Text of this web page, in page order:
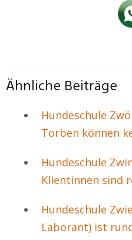
Ähnliche Beiträge
Hundeschule
Torben können
Hundeschule
Klientinnen sind
Hundeschule
Laborant) ist